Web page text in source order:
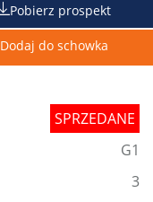
SPRZEDANE
G1
3
Pobierz prospekt
Dodaj do schowka